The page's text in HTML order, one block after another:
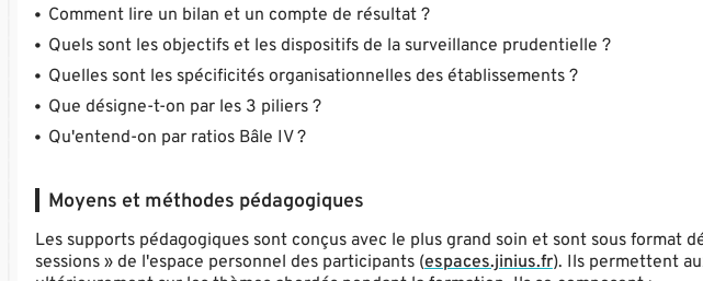
Comment lire un bilan et un compte de résultat ?
Quels sont les objectifs et les dispositifs de la surveillance prudentielle ?
Quelles sont les spécificités organisationnelles des établissements ?
Que désigne-t-on par les 3 piliers ?
Qu'entend-on par ratios Bâle IV ?
Moyens et méthodes pédagogiques
Les supports pédagogiques sont conçus avec le plus grand soin et sont sous format
sessions » de l'espace personnel des participants (espaces.jinius.fr). Ils permettent